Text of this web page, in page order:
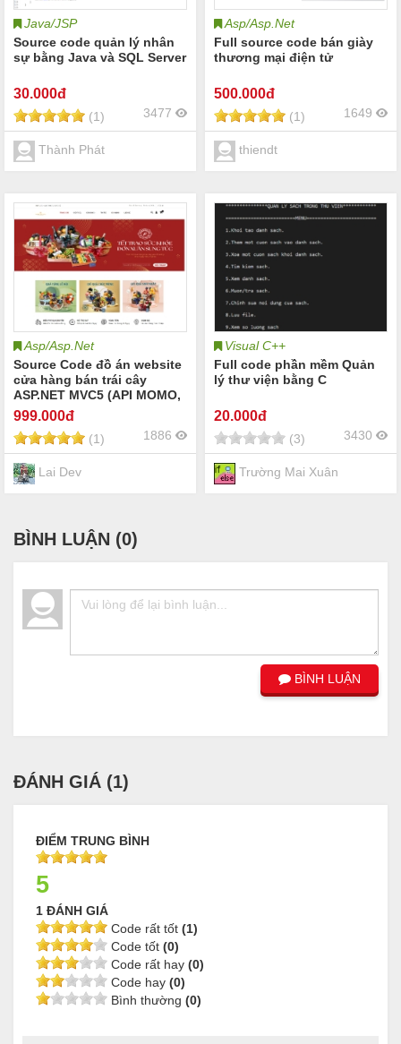
Java/JSP
Source code quản lý nhân
sự bằng Java và SQL Server
30.000đ
(1) 3477
Thành Phát
Asp/Asp.Net
Full source code bán giày
thương mại điện tử
500.000đ
(1) 1649
thiendt
Asp/Asp.Net
Source Code đồ án website
cửa hàng bán trái cây
ASP.NET MVC5 (API MOMO,
Gmail, Talkto)
999.000đ
(1) 1886
Lai Dev
Visual C++
Full code phần mềm Quản
lý thư viện bằng C
20.000đ
(3) 3430
Trường Mai Xuân
BÌNH LUẬN (0)
BÌNH LUẬN
ĐÁNH GIÁ (1)
ĐIỂM TRUNG BÌNH
5
1 ĐÁNH GIÁ
Code rất tốt (1)
Code tốt (0)
Code rất hay (0)
Code hay (0)
Bình thường (0)